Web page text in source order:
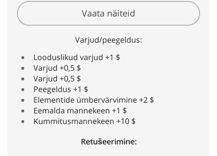
Vaata näiteid
Varjud/peegeldus:
Looduslikud varjud +1 $
Varjud +0,5 $
Varjud +0,5 $
Peegeldus +1 $
Elementide ümbervärvimine +2 $
Eemalda mannekeen +1 $
Kummitusmannekeen +10 $
Retušeerimine: